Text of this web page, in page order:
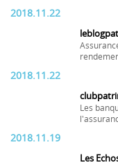
2018.11.22
2018.11.22
Les
2018.11.19
Les